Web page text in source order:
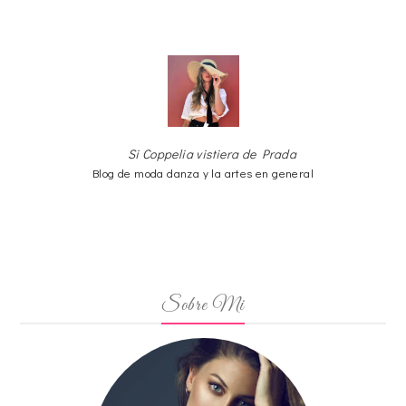
Si Coppelia vistiera de Prada
Blog de moda danza y la artes en general
Sobre Mi